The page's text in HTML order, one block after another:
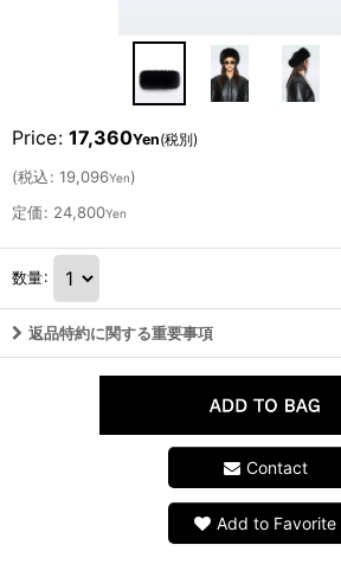
Price: 17,360Yen(税別)
(税込: 19,096Yen)
定価: 24,800Yen
数量:
返品特約に関する重要事項
Contact
Add to Favorite